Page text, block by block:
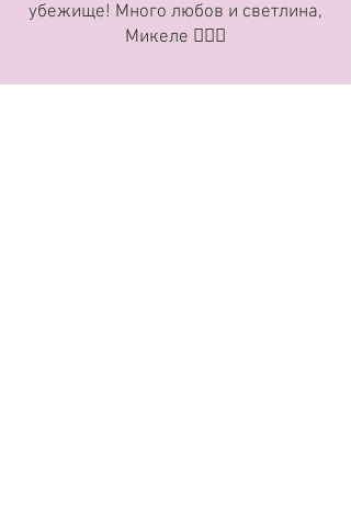
убежище! Много любов и светлина,
Микеле 🧜🏻‍♀️